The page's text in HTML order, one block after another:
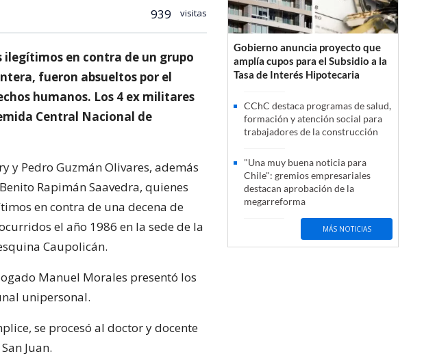
939 visitas
en contra de un grupo
fueron absueltos por el
humanos. Los 4 ex militares
Central Nacional de
y Pedro Guzmán Olivares, además
Rapimán Saavedra, quienes
en contra de una decena de
el año 1986 en la sede de la
Caupolicán.
Manuel Morales presentó los
unipersonal.
se procesó al doctor y docente
Juan.
Gobierno anuncia proyecto que
amplía cupos para el Subsidio a la
Tasa de Interés Hipotecaria
CChC destaca programas de salud,
formación y atención social para
trabajadores de la construcción
"Una muy buena noticia para
Chile": gremios empresariales
destacan aprobación de la
megarreforma
MÁS NOTICIAS